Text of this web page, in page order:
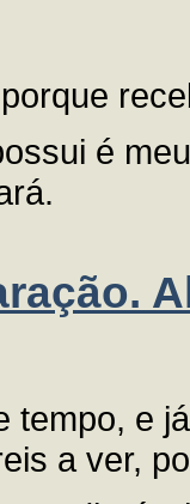
é
tempo, e
a ver,